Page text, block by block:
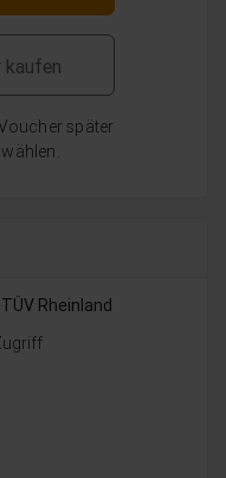
kaufen
später
Rheinland